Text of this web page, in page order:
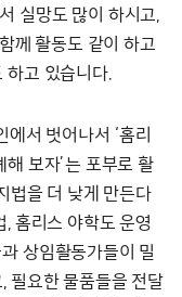
실망도 많이 하시고,
께 활동도 같이 하고
고 있습니다.
에서 벗어나서 ‘홈리
보자’는 포부로 활
법을 더 낮게 만든다
홈리스 야학도 운영
상임활동가들이 밀
필요한 물품들을 전달